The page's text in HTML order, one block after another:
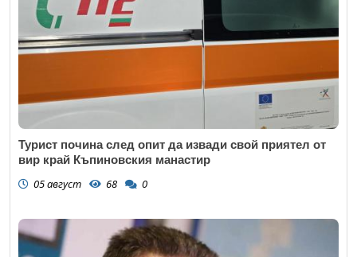
Турист почина след опит да извади свой приятел от
вир край Къпиновския манастир
05 август 68 0